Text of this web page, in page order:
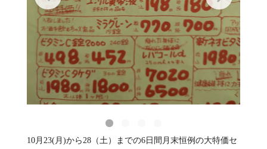
10月23(月)から28（土）までの6日間月末恒例の大特価セ